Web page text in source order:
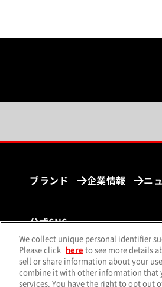
ブランド 企業情報 ニ
公式SNS
X（旧Twitter）（別ウィンド
We collect unique personal identifier
Please click
here to see more details
sell or share information about your
combine it with other information that
services. You have the right to opt out